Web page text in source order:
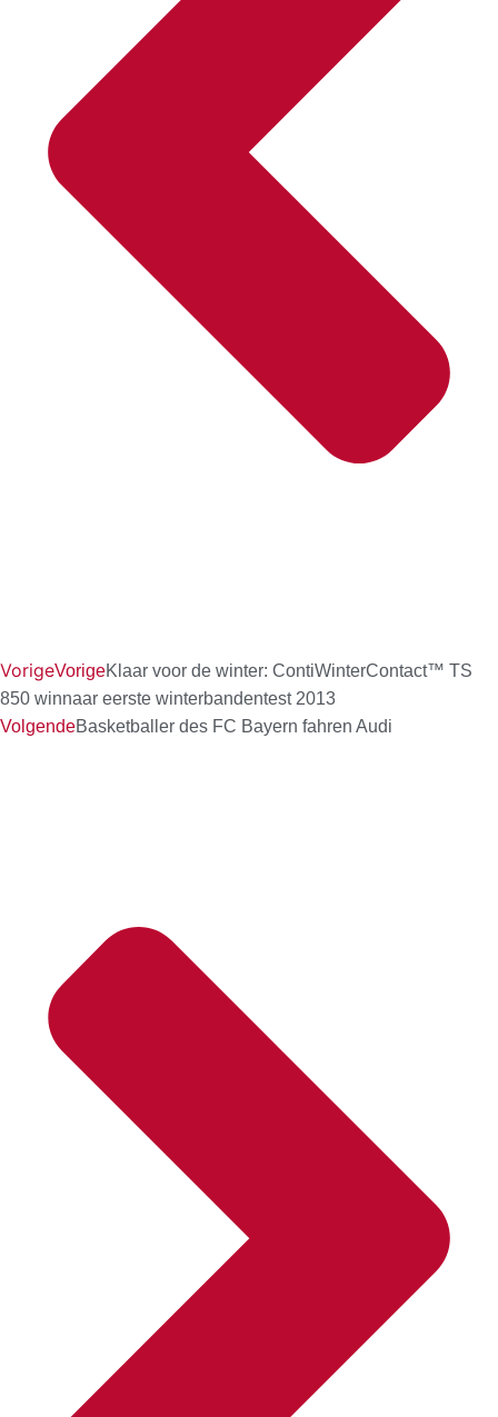
VorigeVorigeKlaar voor de winter: ContiWinterContact™ TS
850 winnaar eerste winterbandentest 2013
VolgendeBasketballer des FC Bayern fahren Audi